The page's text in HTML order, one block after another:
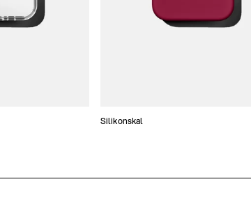
Silikonskal